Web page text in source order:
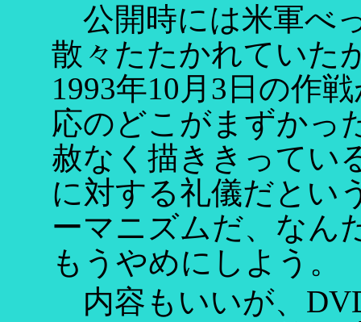
公開時には米軍べ
散々たたかれていた
1993年10月3日の作
応のどこがまずかっ
赦なく描ききってい
に対する礼儀だとい
ーマニズムだ、なん
もうやめにしよう。
内容もいいが、